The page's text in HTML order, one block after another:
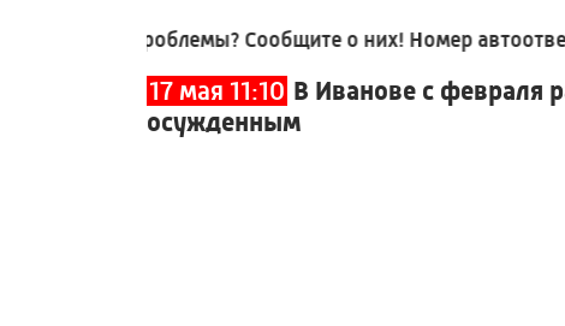
проблемы? Сообщите о них! Номер автоответчика:
17 мая 11:10 В Иванове с февраля
осужденным